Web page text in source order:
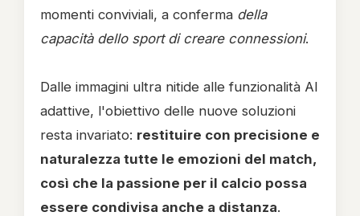
momenti conviviali, a conferma della
capacità dello sport di creare connessioni.
Dalle immagini ultra nitide alle funzionalità AI
adattive, l'obiettivo delle nuove soluzioni
resta invariato: restituire con precisione e
naturalezza tutte le emozioni del match,
così che la passione per il calcio possa
essere condivisa anche a distanza.